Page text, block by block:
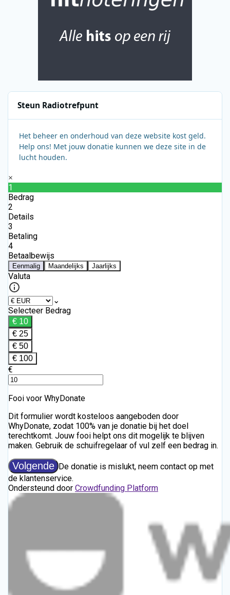
Steun Radiotrefpunt
Het beheer en onderhoud van deze website kost geld.
Help ons! Met jouw donatie kunnen we deze site in de
lucht houden.